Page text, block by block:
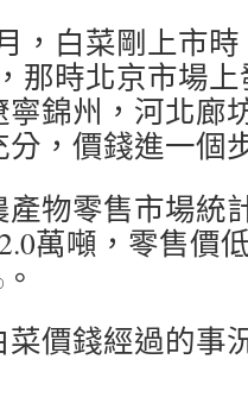
，白菜剛上市
那時北京市場
錦州，河北廊
，價錢進一個
物零售市場統
萬噸，零售價
價錢經過的事